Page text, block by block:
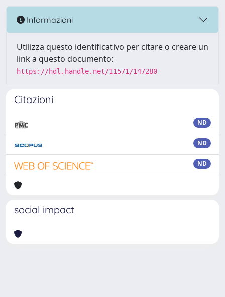
Informazioni
Utilizza questo identificativo per citare o creare un
link a questo documento:
https://hdl.handle.net/11571/147280
Citazioni
ND
ND
ND
social impact